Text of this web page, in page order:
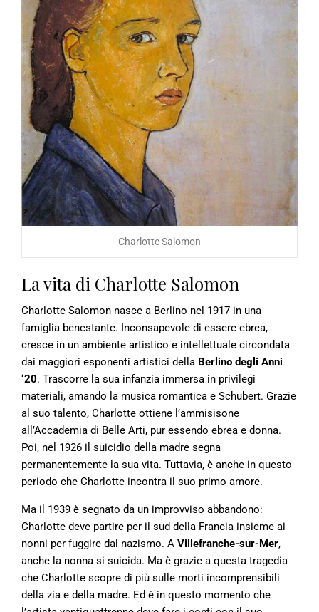
Charlotte Salomon
La vita di Charlotte Salomon
Charlotte Salomon nasce a Berlino nel 1917 in una
famiglia benestante. Inconsapevole di essere ebrea,
cresce in un ambiente artistico e intellettuale circondata
dai maggiori esponenti artistici della Berlino degli Anni
‘20. Trascorre la sua infanzia immersa in privilegi
materiali, amando la musica romantica e Schubert. Grazie
al suo talento, Charlotte ottiene l’ammisisone
all’Accademia di Belle Arti, pur essendo ebrea e donna.
Poi, nel 1926 il suicidio della madre segna
permanentemente la sua vita. Tuttavia, è anche in questo
periodo che Charlotte incontra il suo primo amore.
Ma il 1939 è segnato da un improvviso abbandono:
Charlotte deve partire per il sud della Francia insieme ai
nonni per fuggire dal nazismo. A Villefranche-sur-Mer,
anche la nonna si suicida. Ma è grazie a questa tragedia
che Charlotte scopre di più sulle morti incomprensibili
della zia e della madre. Ed è in questo momento che